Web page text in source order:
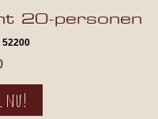
20-personen
52200